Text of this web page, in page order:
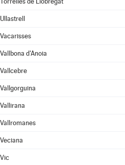
Ullastrell
Vacarisses
Vallbona d'Anoia
Vallcebre
Vallgorguina
Vallirana
Vallromanes
Veciana
Vic